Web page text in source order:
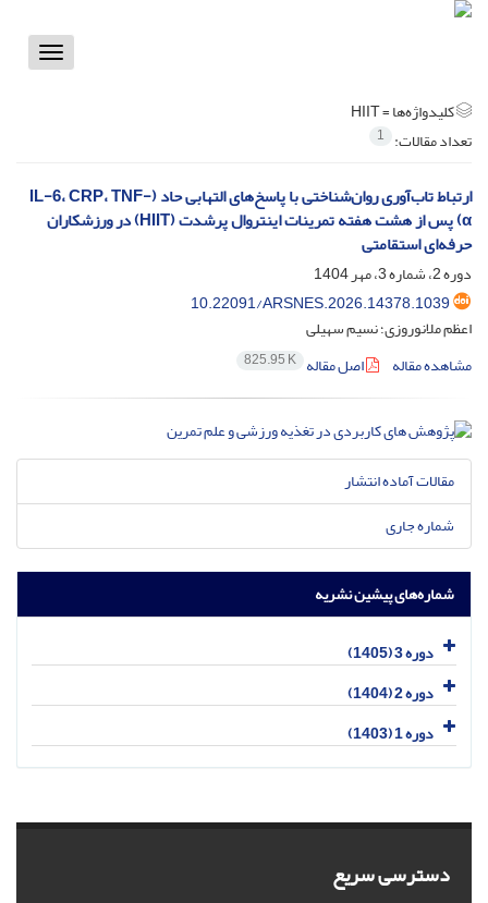
Toggle
کلیدواژه‌ها =HIIT
تعداد مقالات: 1
ارتباط تاب‌آوری روان‌شناختی با پاسخ‌های التهابی حاد (IL-6، CRP، TNF-
α) پس از هشت هفته تمرینات اینتروال پرشدت (HIIT) در ورزشکاران
حرفه‌ای استقامتی
دوره 2، شماره 3، مهر 1404
10.22091/ARSNES.2026.14378.1039
اعظم ملانوروزی؛ نسیم سهیلی
مشاهده مقاله
اصل مقاله 825.95 K
مقالات آماده انتشار
شماره جاری
شماره‌های پیشین نشریه
دوره 3 (1405)
دوره 2 (1404)
دوره 1 (1403)
دسترسی سریع